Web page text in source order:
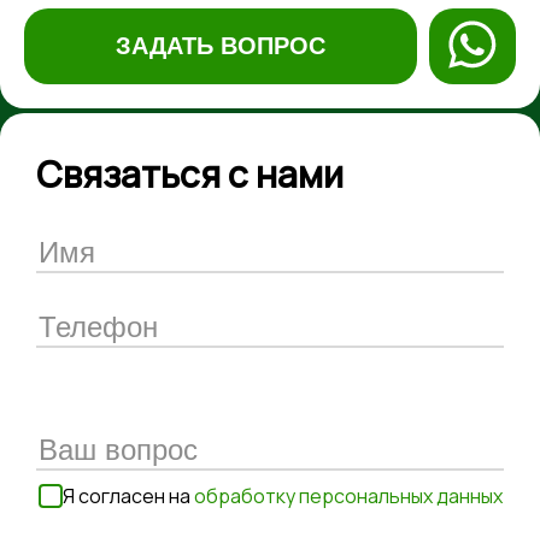
ЗАДАТЬ ВОПРОС
Связаться с нами
Я согласен наобработку персональных данных